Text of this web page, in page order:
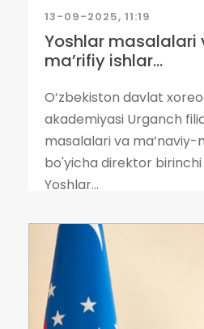
13-09-2025, 11:19
Yoshlar masalalari
ma’rifiy ishlar...
O‘zbekiston davlat
akademiyasi Urganch
masalalari va ma’naviy-
bo'yicha direktor
Yoshlar...